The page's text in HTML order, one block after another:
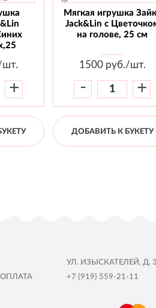
+
Мягкая игрушка
Jack&Lin с
на голове, 25 см
1500руб./шт.
- +
ДОБАВИТЬ К БУКЕТУ
УЛ. ИЗЫСКАТЕЛЕЙ, Д.
+7 (919) 559-21-11